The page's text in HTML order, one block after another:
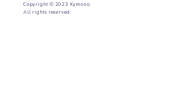
Copyright © 2023 Kymono.
All rights reserved.